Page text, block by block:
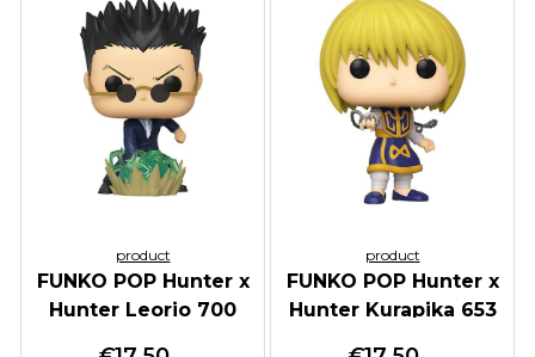
product
FUNKO POP Hunter x
Hunter Leorio 700
product
FUNKO POP Hunter x
Hunter Kurapika 653